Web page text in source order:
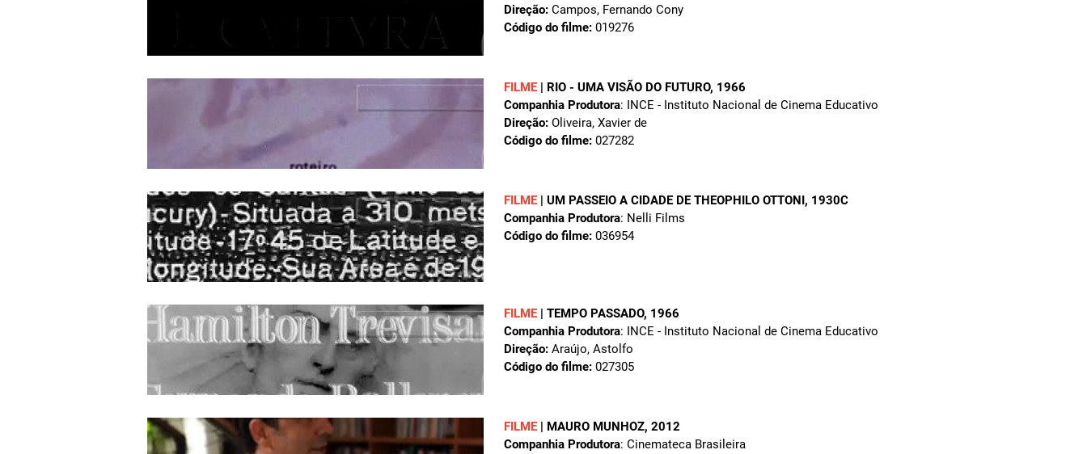
Direção: Campos, Fernando Cony
Código do filme: 019276
FILME | RIO - UMA VISÃO DO FUTURO, 1966
Companhia Produtora: INCE - Instituto Nacional de Cinema Educativo
Direção: Oliveira, Xavier de
Código do filme: 027282
FILME | UM PASSEIO A CIDADE DE THEOPHILO OTTONI, 1930C
Companhia Produtora: Nelli Films
Código do filme: 036954
FILME | TEMPO PASSADO, 1966
Companhia Produtora: INCE - Instituto Nacional de Cinema Educativo
Direção: Araújo, Astolfo
Código do filme: 027305
FILME | MAURO MUNHOZ, 2012
Companhia Produtora: Cinemateca Brasileira